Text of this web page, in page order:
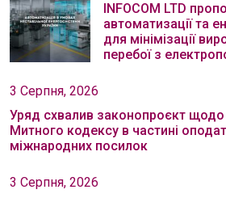
INFOCOM LTD
автоматизації та
для мінімізації
перебої з
3 Серпня, 2026
Уряд схвалив законопроєкт
Митного кодексу в частині
міжнародних посилок
3 Серпня, 2026